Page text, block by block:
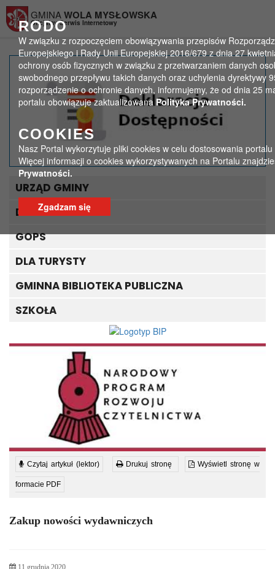
RODO
W związku z rozpoczęciem obowiązywania przepisów
Europejskiego i Rady Unii Europejskiej 2016/679 z dnia 27
ochrony osób fizycznych w związku z przetwarzaniem danych
swobodnego przepływu takich danych oraz uchylenia dyrektywy
rozporządzenie o ochronie danych, informujemy, że od dnia 25
portalu obowiązuje zaktualizowana Polityka Prywatności.
COOKIES
Nasz Portal wykorzytuje pliki cookies w celu dostosowania
Więcej informacji o cookies wykorzystywanych na Portalu
Prywatności.
Zgadzam się
GMINA WOLA MYSŁOWSKA
Oficjalny Serwis Internetowy
Zakup nowości
wydawniczych
Strona główna > Aktualności - biblioteka >
Zakup nowości wydawniczych
URZĄD GMINY
DLA INTERESANTA
GOPS
DLA TURYSTY
GMINNA BIBLIOTEKA PUBLICZNA
SZKOŁA
Czytaj artykuł (lektor) Drukuj stronę Wyświetl stronę w
formacie PDF
Zakup nowości wydawniczych
11 grudnia 2020